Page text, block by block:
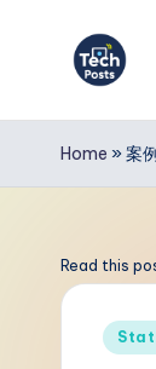
T
e
h
Home » 案
Read this
Posted